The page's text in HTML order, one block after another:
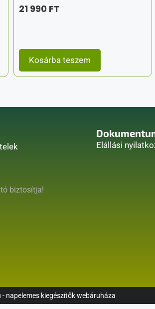
21 990 FT
Kosárba teszem
biztosítja!
Elállási
napelemes kiegészítők webáruháza